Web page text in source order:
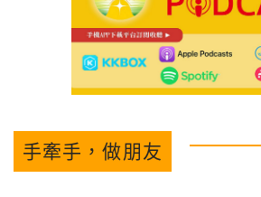
手牽手，做朋友